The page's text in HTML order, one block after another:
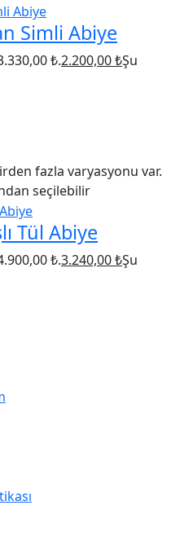
Simli Abiye
₺.2.200,00₺Şu
fazla varyasyonu var.
seçilebilir
Tül Abiye
₺.3.240,00₺Şu